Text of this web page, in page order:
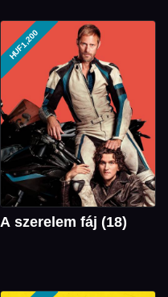
HUF1,200
A szerelem fáj (18)